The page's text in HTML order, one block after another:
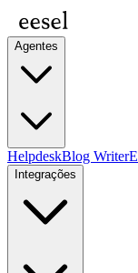
Agentes
HelpdeskBlog Writer
Integrações